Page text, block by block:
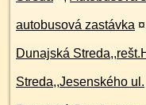
autobusová zastávka ¤
Dunajská
Streda,,Jesenského ul.